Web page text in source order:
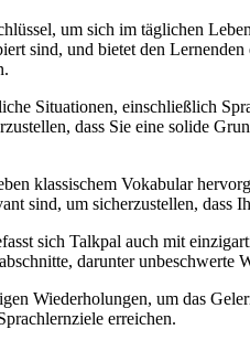
um sich im täglichen
sind, und bietet den
Situationen, einschließlich
dass Sie eine solide
klassischem Vokabular
sind, um sicherzustellen, dass
sich Talkpal auch mit
darunter unbeschwerte
Wiederholungen, um das
erreichen.